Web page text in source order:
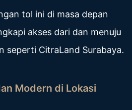
tol ini di masa depan
akses dari dan menuju
seperti CitraLand Surabaya.
Modern di Lokasi